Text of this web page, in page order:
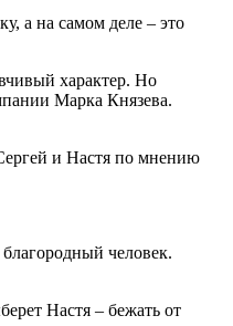
а на самом деле – это
характер. Но
Марка Князева.
и Настя по мнению
человек.
Настя – бежать от